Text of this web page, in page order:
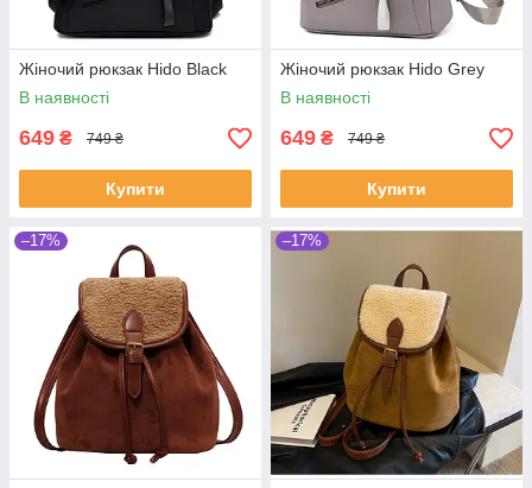
Жіночий рюкзак Hido Black
В наявності
649 ₴ 749 ₴
Купити
Жіночий рюкзак Hido Grey
В наявності
649 ₴ 749 ₴
Купити
–17% –17%